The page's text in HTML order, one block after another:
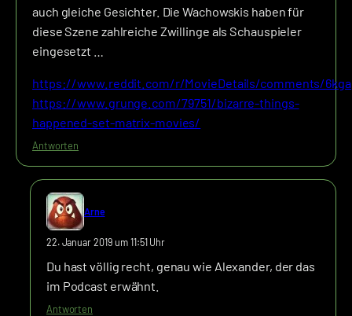
auch gleiche Gesichter. Die Wachowskis haben für
diese Szene zahlreiche Zwillinge als Schauspieler
eingesetzt …
https://www.reddit.com/r/MovieDetails/comments/
https://www.grunge.com/79751/bizarre-things-
happened-set-matrix-movies/
Antworten
Arne
22. Januar 2019 um 11:51 Uhr
Du hast völlig recht, genau wie Alexander, der das
im Podcast erwähnt.
Antworten